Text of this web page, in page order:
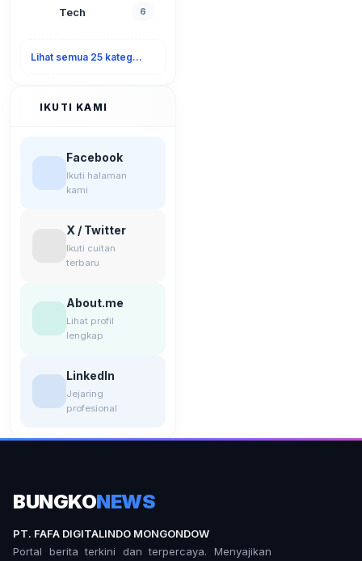
Tech 6
Lihat semua 25 kategori
IKUTI KAMI
Facebook
Ikuti halaman
kami
X / Twitter
Ikuti cuitan
terbaru
About.me
Lihat profil
lengkap
LinkedIn
Jejaring
profesional
BUNGKONEWS
PT. FAFA DIGITALINDO MONGONDOW
Portal berita terkini dan terpercaya. Menyajikan